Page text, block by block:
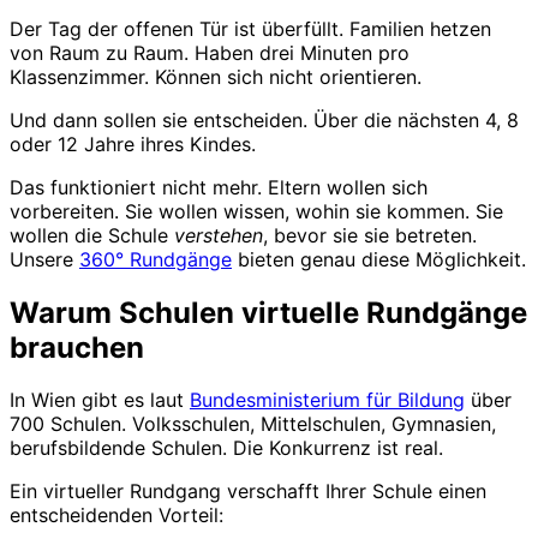
Der Tag der offenen Tür ist überfüllt. Familien hetzen
von Raum zu Raum. Haben drei Minuten pro
Klassenzimmer. Können sich nicht orientieren.
Und dann sollen sie entscheiden. Über die nächsten 4, 8
oder 12 Jahre ihres Kindes.
Das funktioniert nicht mehr. Eltern wollen sich
vorbereiten. Sie wollen wissen, wohin sie kommen. Sie
wollen die Schule verstehen, bevor sie sie betreten.
Unsere 360° Rundgänge bieten genau diese Möglichkeit.
Warum Schulen virtuelle Rundgänge
brauchen
In Wien gibt es laut Bundesministerium für Bildung über
700 Schulen. Volksschulen, Mittelschulen, Gymnasien,
berufsbildende Schulen. Die Konkurrenz ist real.
Ein virtueller Rundgang verschafft Ihrer Schule einen
entscheidenden Vorteil: